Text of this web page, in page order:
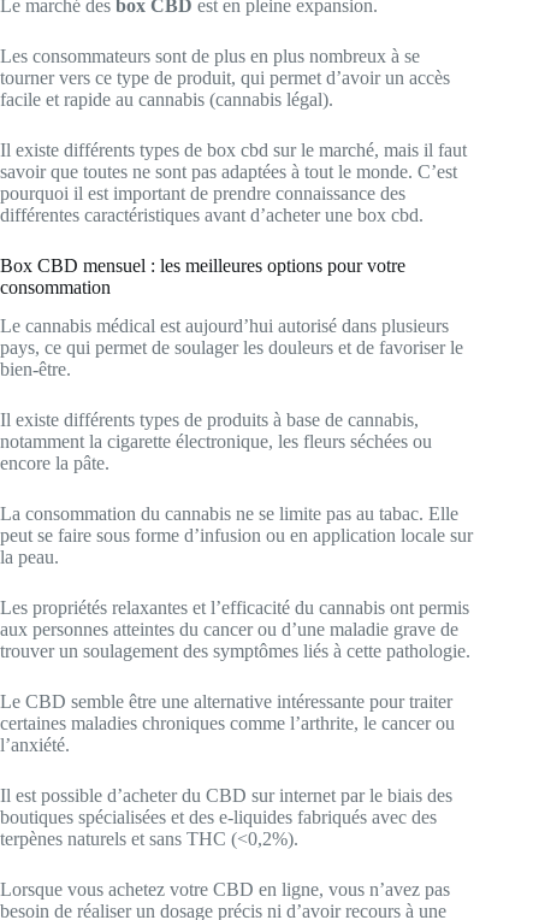
Le marché des box CBD est en pleine expansion.
Les consommateurs sont de plus en plus nombreux à se
tourner vers ce type de produit, qui permet d’avoir un accès
facile et rapide au cannabis (cannabis légal).
Il existe différents types de box cbd sur le marché, mais il faut
savoir que toutes ne sont pas adaptées à tout le monde. C’est
pourquoi il est important de prendre connaissance des
différentes caractéristiques avant d’acheter une box cbd.
Box CBD mensuel : les meilleures options pour votre
consommation
Le cannabis médical est aujourd’hui autorisé dans plusieurs
pays, ce qui permet de soulager les douleurs et de favoriser le
bien-être.
Il existe différents types de produits à base de cannabis,
notamment la cigarette électronique, les fleurs séchées ou
encore la pâte.
La consommation du cannabis ne se limite pas au tabac. Elle
peut se faire sous forme d’infusion ou en application locale sur
la peau.
Les propriétés relaxantes et l’efficacité du cannabis ont permis
aux personnes atteintes du cancer ou d’une maladie grave de
trouver un soulagement des symptômes liés à cette pathologie.
Le CBD semble être une alternative intéressante pour traiter
certaines maladies chroniques comme l’arthrite, le cancer ou
l’anxiété.
Il est possible d’acheter du CBD sur internet par le biais des
boutiques spécialisées et des e-liquides fabriqués avec des
terpènes naturels et sans THC (<0,2%).
Lorsque vous achetez votre CBD en ligne, vous n’avez pas
besoin de réaliser un dosage précis ni d’avoir recours à une